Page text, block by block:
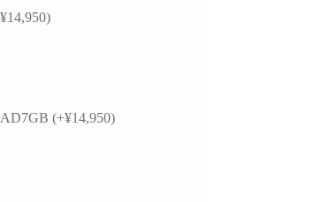
(+¥14,950)